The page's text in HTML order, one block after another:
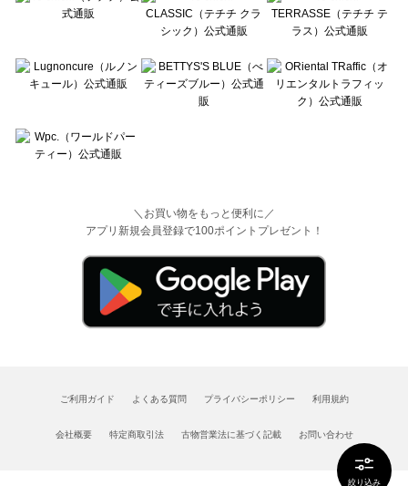
絞り込み
＼お買い物をもっと便利に／
アプリ新規会員登録で100ポイントプレゼント！
ご利用ガイド よくある質問 プライバシーポリシー 利用規約
会社概要 特定商取引法 古物営業法に基づく記載 お問い合わせ